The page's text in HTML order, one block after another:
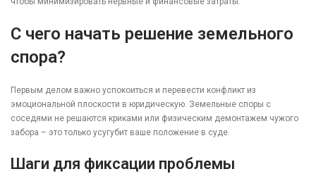
С чего начать решение земельного
спора?
Первым делом важно успокоиться и перевести конфликт из
эмоциональной плоскости в юридическую. Земельные споры с
соседями не решаются криками или физическим демонтажем чужого
забора – это только усугубит ваше положение в суде.
Шаги для фиксации проблемы